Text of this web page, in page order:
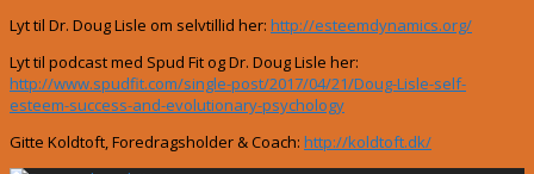
Lyt til Dr. Doug Lisle om selvtillid her: http://esteemdynamics.org/
Lyt til podcast med Spud Fit og Dr. Doug Lisle her:
http://www.spudfit.com/single-post/2017/04/21/Doug-Lisle-self-
esteem-success-and-evolutionary-psychology
Gitte Koldtoft, Foredragsholder & Coach: http://koldtoft.dk/